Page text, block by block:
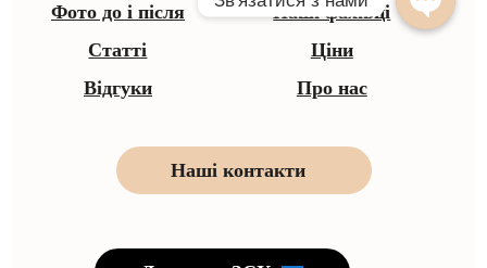
Фото до і після
Наші фахівці
Статті
Ціни
Відгуки
Про нас
Наші контакти